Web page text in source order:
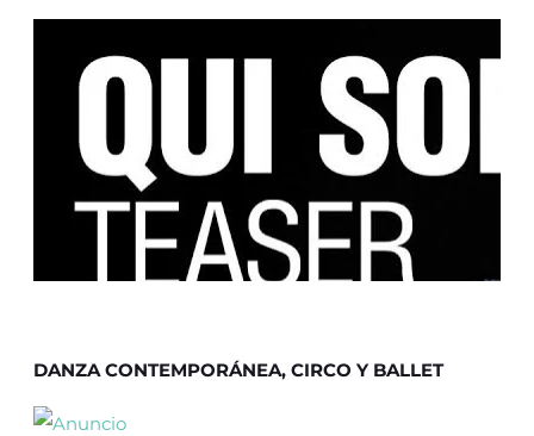
DANZA CONTEMPORÁNEA, CIRCO Y BALLET